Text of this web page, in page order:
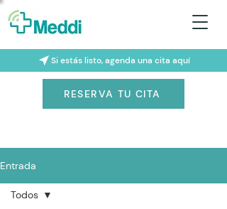
Si estás listo, agenda una cita aquí
RESERVA TU CITA
Entrada
Todos